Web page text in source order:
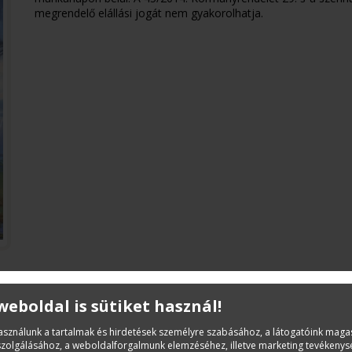
megrendelő elállási jogát nem gyakorolhatja.
Leírás
Összevont Építőipari Normarendszer ÖN IX/5.
is sütiket használ!
a tartalmak és hirdetések személyre szabásához, a látogatóink
a weboldalforgalmunk elemzéséhez, illetve marketing